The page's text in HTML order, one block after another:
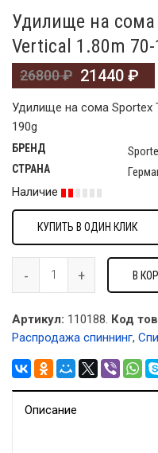
Удилище на сома
Vertical 1.80m 70-
26800₽ 21440 ₽
Удилище на сома Sportex
190g
БРЕНД
СТРАНА
Наличие
КУПИТЬ В ОДИН КЛИК
В
Артикул: 110188. Код
Распродажа спиннинг,
Описание